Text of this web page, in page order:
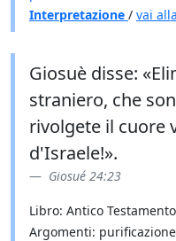
Interpretazione / vai
Giosuè disse:
straniero, che
rivolgete il cuore
d'Israele!».
Giosué 24:23
Libro: Antico
Argomenti: